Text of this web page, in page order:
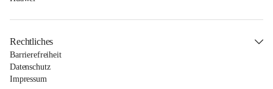
Rechtliches
Barrierefreiheit
Datenschutz
Impressum